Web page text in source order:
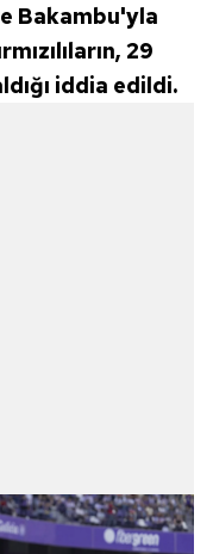
Bakambu'yla
29
iddia edildi.